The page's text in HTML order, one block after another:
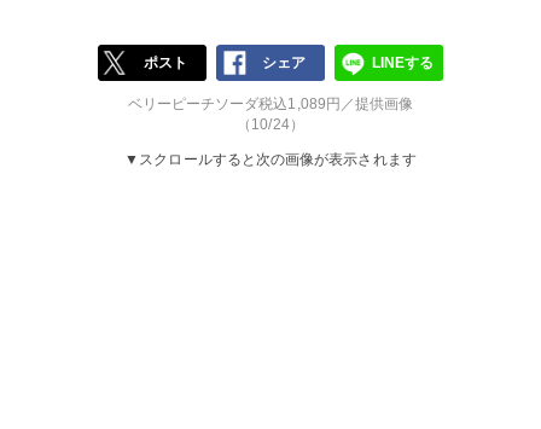
ポスト シェア LINEする
ベリーピーチソーダ税込1,089円／提供画像
（10/24）
▼スクロールすると次の画像が表示されます